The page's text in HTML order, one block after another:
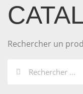
Rechercher un